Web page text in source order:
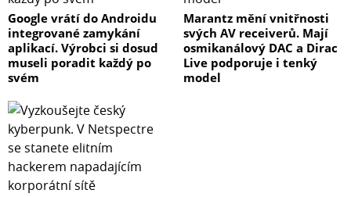
Google vrátí do Androidu
integrované zamykání
aplikací. Výrobci si dosud
museli poradit každý po
svém
Marantz mění vnitřnosti
svých AV receiverů. Mají
osmikanálový DAC a Dirac
Live podporuje i tenký
model